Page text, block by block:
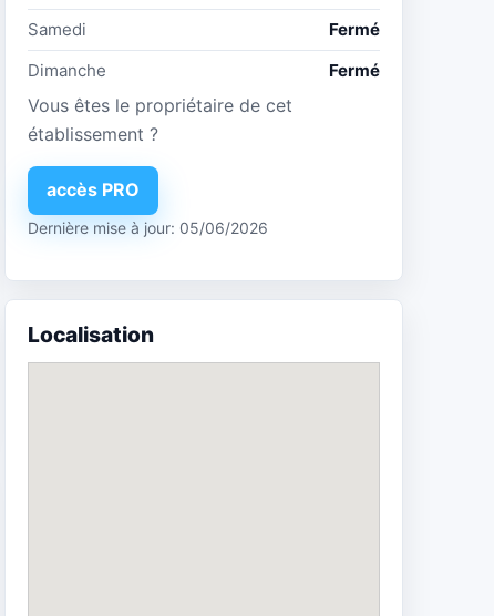
Samedi
Fermé
Dimanche
Fermé
Vous êtes le propriétaire de cet
établissement ?
accès PRO
Dernière mise à jour: 05/06/2026
Localisation